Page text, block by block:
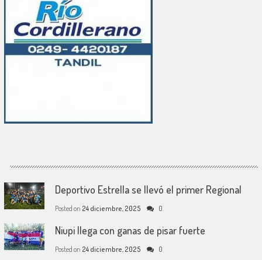
Deportivo Estrella se llevó el primer Regional
Posted on 24 diciembre, 2025 0
Niupi llega con ganas de pisar fuerte
Posted on 24 diciembre, 2025 0